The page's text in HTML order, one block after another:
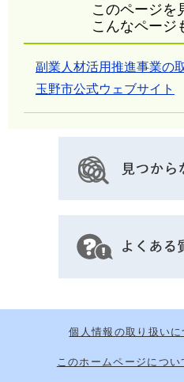
このページを
こんなページ
副業人材活用推進事業の
玉野市公式ウェブサイト
個人情報の取り扱いに
このホームページについ